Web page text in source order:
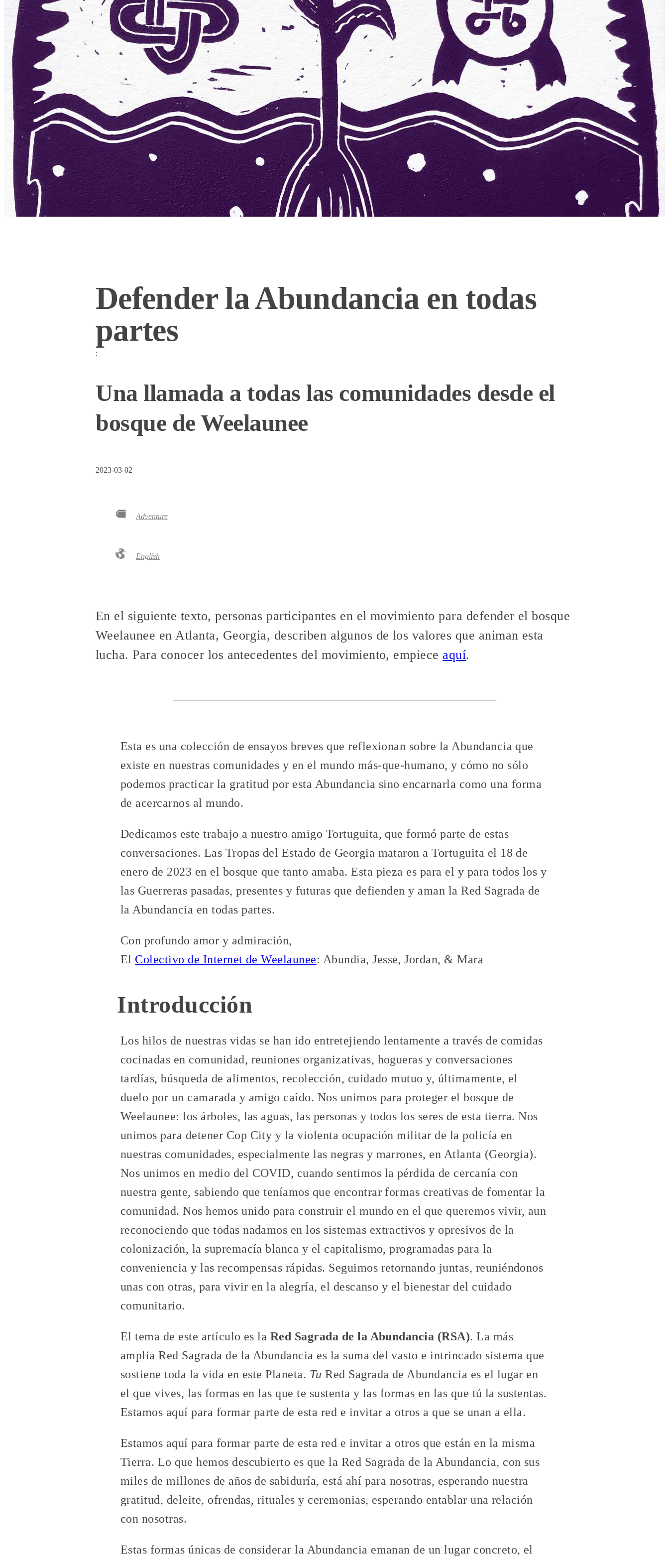
Defender la Abundancia en todas
partes
:
Una llamada a todas las comunidades desde el
bosque de Weelaunee
2023-03-02
Adventure
English
En el siguiente texto, personas participantes en el movimiento para defender el bosque
Weelaunee en Atlanta, Georgia, describen algunos de los valores que animan esta
lucha. Para conocer los antecedentes del movimiento, empiece aquí.
Esta es una colección de ensayos breves que reflexionan sobre la Abundancia que
existe en nuestras comunidades y en el mundo más-que-humano, y cómo no sólo
podemos practicar la gratitud por esta Abundancia sino encarnarla como una forma
de acercarnos al mundo.
Dedicamos este trabajo a nuestro amigo Tortuguita, que formó parte de estas
conversaciones. Las Tropas del Estado de Georgia mataron a Tortuguita el 18 de
enero de 2023 en el bosque que tanto amaba. Esta pieza es para el y para todos los y
las Guerreras pasadas, presentes y futuras que defienden y aman la Red Sagrada de
la Abundancia en todas partes.
Con profundo amor y admiración,
El Colectivo de Internet de Weelaunee: Abundia, Jesse, Jordan, & Mara
Introducción
Los hilos de nuestras vidas se han ido entretejiendo lentamente a través de comidas
cocinadas en comunidad, reuniones organizativas, hogueras y conversaciones
tardías, búsqueda de alimentos, recolección, cuidado mutuo y, últimamente, el
duelo por un camarada y amigo caído. Nos unimos para proteger el bosque de
Weelaunee: los árboles, las aguas, las personas y todos los seres de esta tierra. Nos
unimos para detener Cop City y la violenta ocupación militar de la policía en
nuestras comunidades, especialmente las negras y marrones, en Atlanta (Georgia).
Nos unimos en medio del COVID, cuando sentimos la pérdida de cercanía con
nuestra gente, sabiendo que teníamos que encontrar formas creativas de fomentar la
comunidad. Nos hemos unido para construir el mundo en el que queremos vivir, aun
reconociendo que todas nadamos en los sistemas extractivos y opresivos de la
colonización, la supremacía blanca y el capitalismo, programadas para la
conveniencia y las recompensas rápidas. Seguimos retornando juntas, reuniéndonos
unas con otras, para vivir en la alegría, el descanso y el bienestar del cuidado
comunitario.
El tema de este artículo es la Red Sagrada de la Abundancia (RSA). La más
amplia Red Sagrada de la Abundancia es la suma del vasto e intrincado sistema que
sostiene toda la vida en este Planeta. Tu Red Sagrada de Abundancia es el lugar en
el que vives, las formas en las que te sustenta y las formas en las que tú la sustentas.
Estamos aquí para formar parte de esta red e invitar a otros a que se unan a ella.
Estamos aquí para formar parte de esta red e invitar a otros que están en la misma
Tierra. Lo que hemos descubierto es que la Red Sagrada de la Abundancia, con sus
miles de millones de años de sabiduría, está ahí para nosotras, esperando nuestra
gratitud, deleite, ofrendas, rituales y ceremonias, esperando entablar una relación
con nosotras.
Estas formas únicas de considerar la Abundancia emanan de un lugar concreto, el